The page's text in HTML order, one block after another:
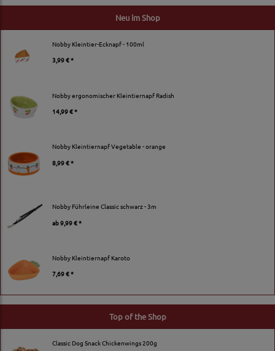
Neu im Shop
Nobby Kleintier-Ecknapf - 100ml
3,99 € *
Nobby ergonomischer Kleintiernapf Radish
14,99 € *
Nobby Kleintiernapf Vegetable - orange
8,99 € *
Nobby Führleine Classic schwarz - 3m
ab9,99 € *
Nobby Kleintiernapf Karoto
7,69 € *
Top of the Shop
Classic Dog Snack Chickenwings 200g